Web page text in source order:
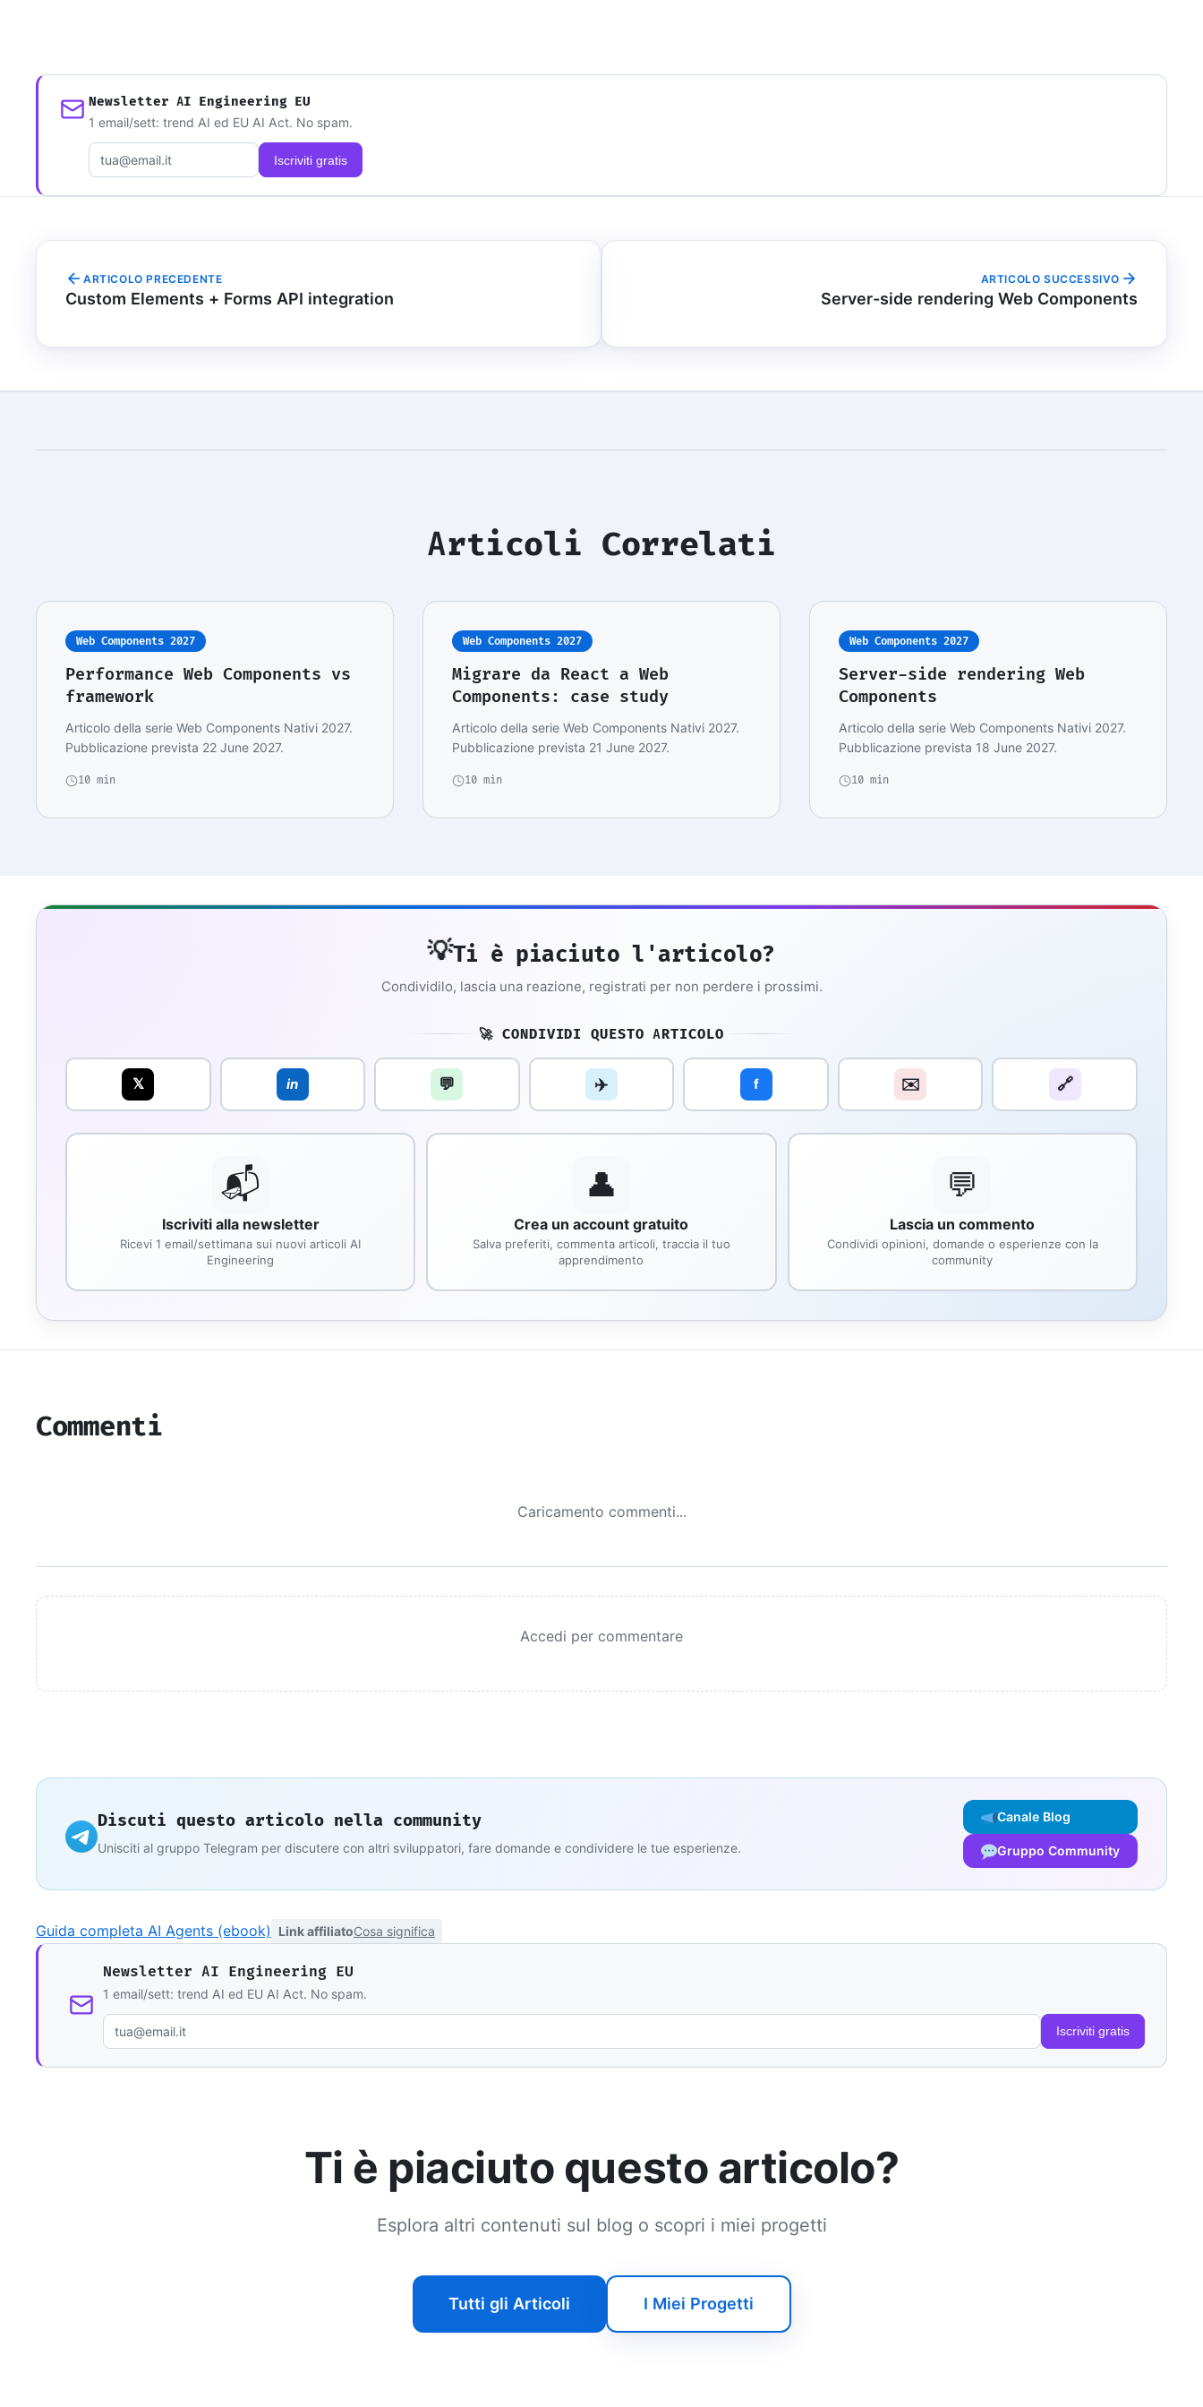
Newsletter AI Engineering EU
1 email/sett: trend AI ed EU AI Act. No spam.
Email Iscriviti gratis
ARTICOLO PRECEDENTE
Custom Elements + Forms API integration
ARTICOLO SUCCESSIVO
Server-side rendering Web Components
Articoli Correlati
Web Components 2027
Performance Web Components vs
framework
Articolo della serie Web Components Nativi 2027.
Pubblicazione prevista 22 June 2027.
10 min
Web Components 2027
Migrare da React a Web
Components: case study
Articolo della serie Web Components Nativi 2027.
Pubblicazione prevista 21 June 2027.
10 min
Web Components 2027
Server-side rendering Web
Components
Articolo della serie Web Components Nativi 2027.
Pubblicazione prevista 18 June 2027.
10 min
💡Ti è piaciuto l'articolo?
Condividilo, lascia una reazione, registrati per non perdere i prossimi.
🚀 CONDIVIDI QUESTO ARTICOLO
𝕏 in 💬 ✈️ f ✉️ 🔗
📬
Iscriviti alla newsletter
Ricevi 1 email/settimana sui nuovi articoli AI
Engineering
👤
Crea un account gratuito
Salva preferiti, commenta articoli, traccia il tuo
apprendimento
💬
Lascia un commento
Condividi opinioni, domande o esperienze con la
community
Commenti
Caricamento commenti...
Accedi per commentare
Discuti questo articolo nella community
Unisciti al gruppo Telegram per discutere con altri sviluppatori, fare domande e condividere le tue esperienze.
Canale Blog
Gruppo Community
Guida completa AI Agents (ebook) Link affiliatoCosa significa
Newsletter AI Engineering EU
1 email/sett: trend AI ed EU AI Act. No spam.
Iscriviti gratis
Ti è piaciuto questo articolo?
Esplora altri contenuti sul blog o scopri i miei progetti
Tutti gli Articoli I Miei Progetti